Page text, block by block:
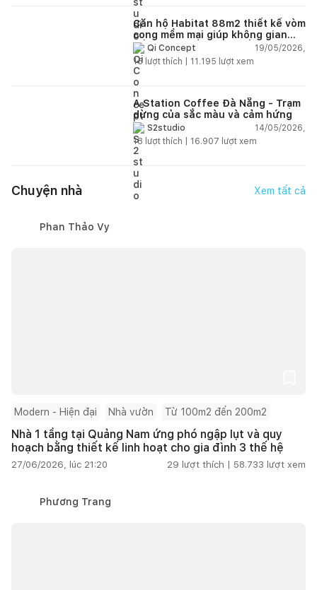
Căn hộ Habitat 88m2 thiết kế vòm
cong mềm mại giúp không gian
sống hiện đại trở nên ấm áp hơn
Qi Concept
19/05/2026,
15 lượt thích | 11.195 lượt xem
A Station Coffee Đà Nẵng - Trạm
dừng của sắc màu và cảm hứng
S2studio
14/05/2026,
18 lượt thích | 16.907 lượt xem
Chuyện nhà Xem tất cả
Phan Thảo Vy
Modern - Hiện đại Nhà vườn Từ 100m2 đến 200m2
Nhà 1 tầng tại Quảng Nam ứng phó ngập lụt và quy
hoạch bằng thiết kế linh hoạt cho gia đình 3 thế hệ
27/06/2026, lúc 21:20 29 lượt thích | 58.733 lượt xem
Phương Trang